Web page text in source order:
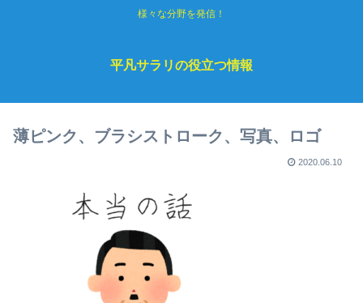
様々な分野を発信！
平凡サラリの役立つ情報
薄ピンク、ブラシストローク、写真、ロゴ
2020.06.10